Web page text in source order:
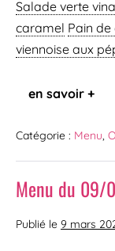
Salade verte
caramel Pain
viennoise aux
en savoir +
Catégorie : Menu,
Menu du 09/
Publié le 9 mars